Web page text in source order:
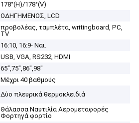
178°(H)/178°(V)
ΟΔΗΓΗΜΕΝΟΣ, LCD
προβολέας, ταμπλέτα, writingboard, PC,
TV
16:10, 16:9- Ναι.
USB, VGA, RS232, HDMI
65",75",86",98"
Μέχρι 40 βαθμούς
Δύο πλευρικά θερμοκλειδιά
Θάλασσα Ναυτιλία Αερομεταφορές
Φορτηγά φορτίο